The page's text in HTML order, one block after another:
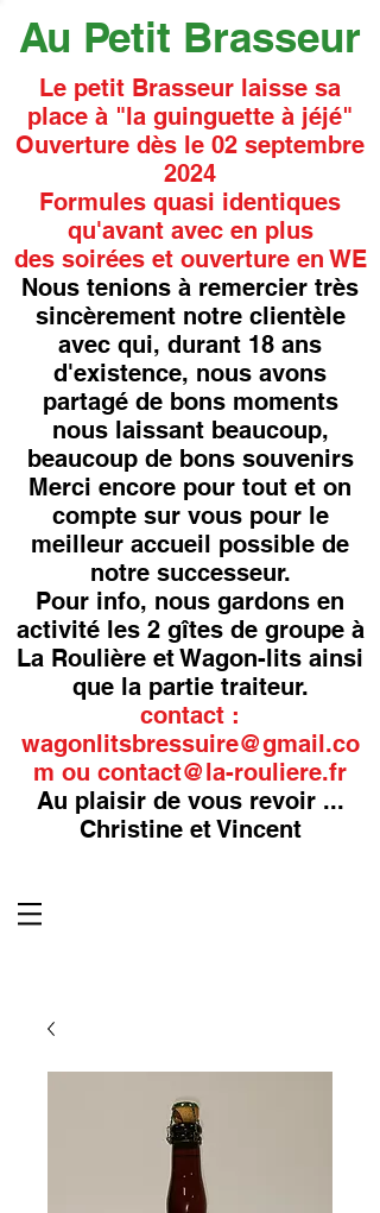
Au Petit Brasseur
Le petit Brasseur laisse sa
place à "la guinguette à jéjé"
Ouverture dès le 02 septembre
2024
Formules quasi identiques
qu'avant avec en plus
des soirées et ouverture en WE
Nous tenions à remercier très
sincèrement notre clientèle
avec qui, durant 18 ans
d'existence, nous avons
partagé de bons moments
nous laissant beaucoup,
beaucoup de bons souvenirs
Merci encore pour tout et on
compte sur vous pour le
meilleur accueil possible de
notre successeur.
Pour info, nous gardons en
activité les 2 gîtes de groupe à
La Roulière et Wagon-lits ainsi
que la partie traiteur.
contact :
wagonlitsbressuire@gmail.co
m ou contact@la-rouliere.fr
Au plaisir de vous revoir ...
Christine et Vincent